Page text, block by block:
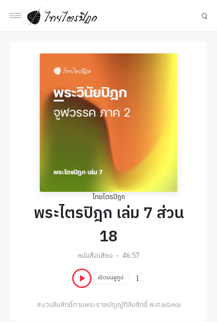
ไทยไตรปิฎก
พระไตรปิฎก เล่ม 7 ส่วน
18
หนังสือเสียง 46:57
เปิดบนยูทูป
สงวนลิขสิทธิ์ตามพระราชบัญญัติลิขสิทธิ์ พ.ศ.๒๕๓๗